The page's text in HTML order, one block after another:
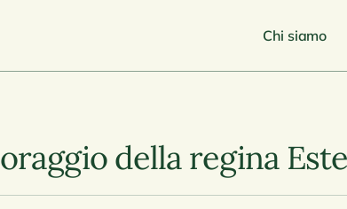
Chi siamo
della regina